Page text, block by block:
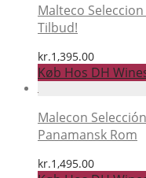
Malteco
Tilbud!
kr.1,395.00
Køb Hos DH
Malecon
Panamansk Rom
kr.1,495.00